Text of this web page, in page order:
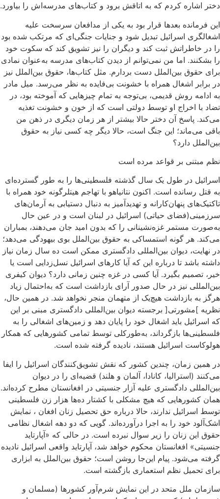
دختر اشاره کردم که به اتاقش برود و کتاب‌های مدرسه‌اش را بیاورد.
این فرمانده بعدها قرار بود به یکی از مدافعان سرسخت علیه
اشغالگری اسرائیل تبدیل شود و جنایات جنگی‌ای که مرتکب شده بود
را در خاطراتش ثبت کند و دیگران را نیز تشویق کند که سکوت خود
را بشکنند. اما من نمی‌توانم از دیدن کتاب‌های مدرسه به‌عنوان نمادی
برای حقوق بین‌الملل دست بردارم. مثل کتاب‌ها، حقوق بین‌الملل نیز
در برابر اشغال همراه با خشونت بی‌فایده به نظر می‌رسد. میل مادر
به ادامه روش قدیمی، بی‌توجه به تمام چیزهایی که آموخته بود، در
تضاد با اخراج او توسط دولتی است که از خون و خشونت تغذیه
می‌کند. پاسخ آن دختر حالا بیشتر از هر زمان دیگری در ذهن من
باقی می‌ماند؛ این جنگ است، حالا دیگر چه کسی نیاز به حقوق
بین‌الملل دارد؟
نظم مبتنی بر قواعد مرده‌ است
اسرائیل در طول یک سال گذشته فلسطینی‌ها را به طور گسترده‌ای
به قتل رسانده است. اکنون نتانیاهو با تهاجم هیتلرگونه خود همراه با
تاکتیک‌های پنهان‌کارانه و تهدید‌آمیز به دنبال دستیابی به آرمان‌های
سرزمینی(فضای حیاتی) اسرائیل در لبنان است و در عین‌ حال
به‌صورت مستمر غزه‌نشینانی را که بدون امید جان می‌دهند، بمباران
می‌کند. هر گونه استمساکی به حقوق بین‌الملل بوی بیهودگی می‌دهد؛
در نهایت، دیوان بین‌المللی دادگستری ممکن است ده سال زمان نیاز
داشته باشد تا درباره این که آیا کارهای اسرائیل نسل‌زدایی است یا
خیر، تصمیم بگیرد. آیا کسی در غزه چنین زمانی دارد؟ دیوان کیفری
بین‌المللی نیز در حال صدور آرای بازداشت است که به‌احتمال زیاد
هرگز به بازداشت هیچ‌یک از متهمان منجر نخواهد شد. در همین حال،
نظریه ]مشورتی[ برجسته دیوان بین‌المللی دادگستری مبنی بر این
که اسرائیل باید اشغال خود را پایان دهد و زمین‌های اشغالی را به
فلسطینی‌ها بازگرداند، به‌طورکلی توسط تمامی کشورهایی که همکار
هولوکاست اسرائیل هستند، نادیده گرفته شده است.
در همین زمان، چندین کشور که نقش تشویق‌کنندگان اسرائیل را ایفا
می‌کنند (استرالیا، کانادا، آلمان و هلند) قضیه‌ای را در دیوان
بین‌المللی دادگستری علیه آزار جنسیتی در افغانستان مطرح کرده‌اند.
همان کشورهایی که هیچ مشکلی با کشتار ده‌ها هزار زن فلسطینی
توسط اسرائیل ندارند، حالا درباره حق تحصیل زنان افغان ، نمایش
اشک‌آلود خود را به اجرا درآورده‌اند. گویی که دو دهه اشغال نظامی
حقوق این زنان را زیر سوال نبرده است. در حالی ‌که «آپارتاید
جنسیتی» افغانستان محکوم خواهد شد، آپارتاید واقعی اسرائیل نادیده
گرفته می‌شود. پیام این‌جا روشن است؛ حقوق بین‌الملل به ابزاری
برای تحمیل نظم استعماری بازگشته است.
سازمان ملل متحد در این نمایش شرم‌آور کشورها (مسلمان و